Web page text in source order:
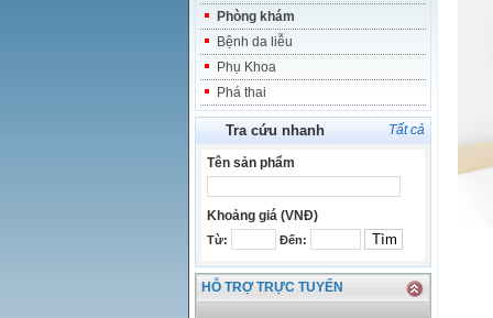
Phòng khám
Bệnh da liễu
Phụ Khoa
Phá thai
Tra cứu nhanh Tất cả
Tên sản phẩm
Khoảng giá (VNĐ)
Từ: Đến:
HỖ TRỢ TRỰC TUYẾN